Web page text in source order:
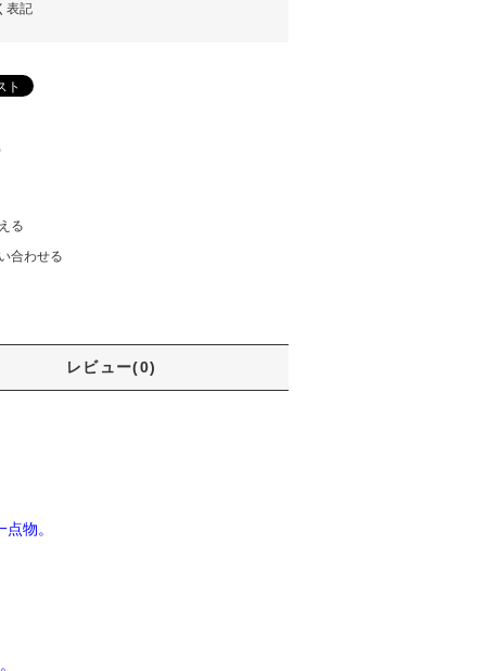
表記
る
合わせる
レビュー(0)
物。